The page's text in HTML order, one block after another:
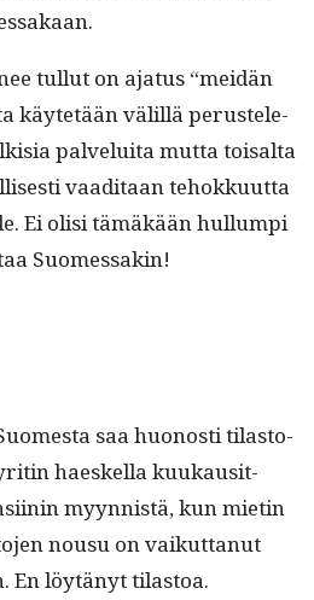
tul­lut on aja­tus “mei­dän
käytetään välil­lä perustele­
palvelui­ta mut­ta toisalta
vaa­di­taan tehokku­ut­ta
Ei olisi tämäkään hul­lumpi
Suomessakin!
saa huonos­ti tilas­to­
haeskel­la kuukausit­
myyn­nistä, kun mietin
nousu on vaikut­tanut
En löytänyt tilastoa.